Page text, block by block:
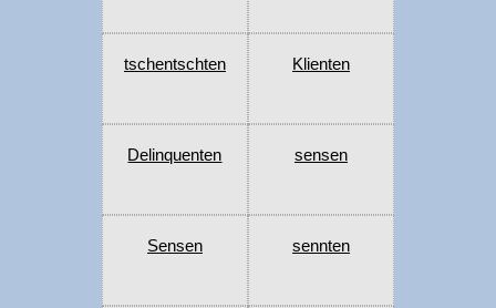
tschentschten Klienten
Delinquenten sensen
Sensen sennten